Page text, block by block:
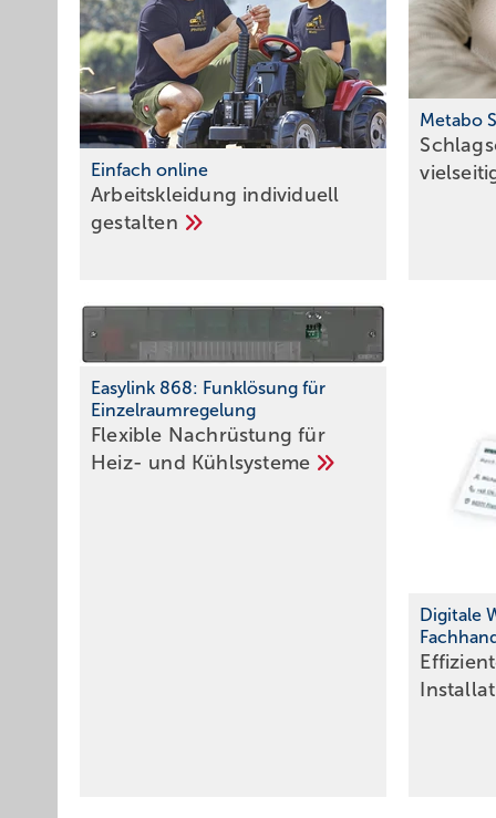
Einfach online
Arbeitskleidung individuell
gestalten
Metabo
Easylink 868: Funkl ösung für
Einzelraumregelung
Flexible Nachrüstung für
Heiz- und Kühlsysteme
Digitale